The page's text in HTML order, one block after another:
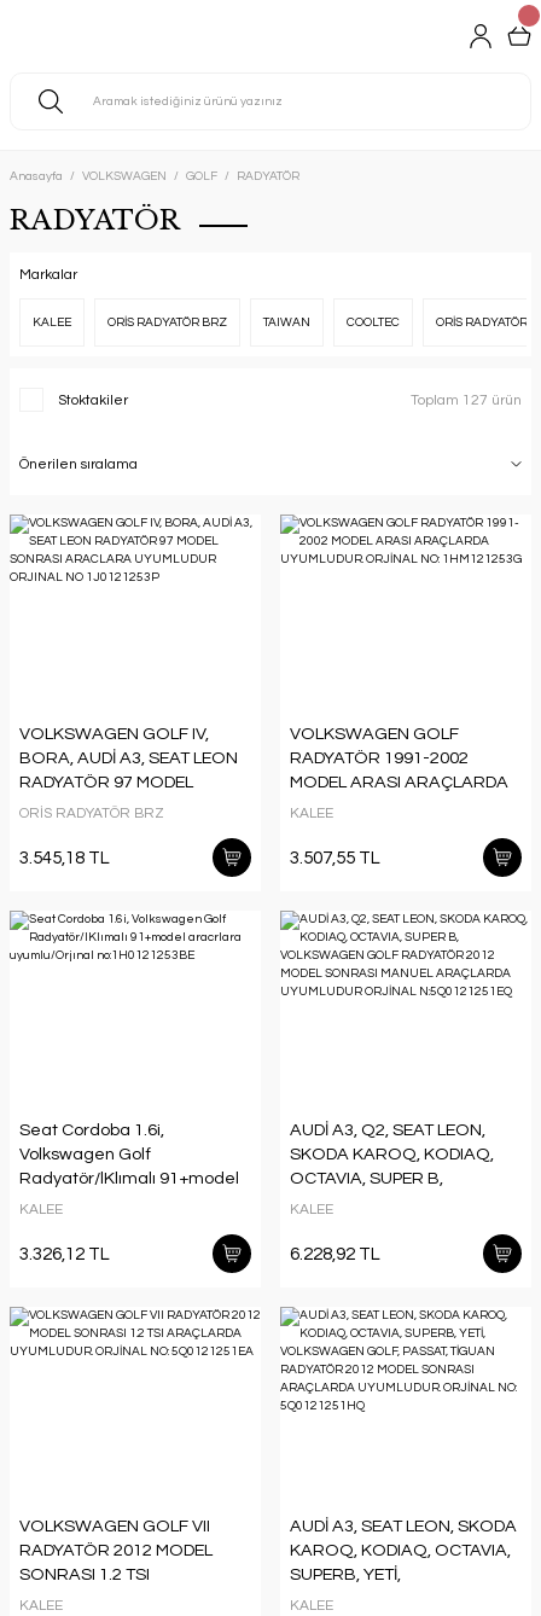
Anasayfa VOLKSWAGEN GOLF RADYATÖR
RADYATÖR
Markalar
KALEE ORİS RADYATÖR BRZ TAIWAN COOLTEC ORİS RADYATÖR
Stoktakiler Toplam 127 ürün
VOLKSWAGEN GOLF IV,
BORA, AUDİ A3, SEAT LEON
RADYATÖR 97 MODEL
SONRASI ARACLARA
1J0121253P
ORİS RADYATÖR BRZ
3.545,18 TL
VOLKSWAGEN GOLF
RADYATÖR 1991-2002
MODEL ARASI ARAÇLARDA
UYUMLUDUR. ORJİNAL NO:
KALEE
3.507,55 TL
Seat Cordoba 1.6i,
Volkswagen Golf
Radyatör/lKlımalı 91+model
aracrlara uyumlu/Orjınal
KALEE
3.326,12 TL
AUDİ A3, Q2, SEAT LEON,
SKODA KAROQ, KODIAQ,
OCTAVIA, SUPER B,
VOLKSWAGEN GOLF
SONRASI MANUEL
ARAÇLARDA UYUMLUDUR
KALEE
6.228,92 TL
VOLKSWAGEN GOLF VII
RADYATÖR 2012 MODEL
SONRASI 1.2 TSI
ARAÇLARDA UYUMLUDUR.
KALEE
AUDİ A3, SEAT LEON, SKODA
KAROQ, KODIAQ, OCTAVIA,
SUPERB, YETİ,
VOLKSWAGEN GOLF,
KALEE